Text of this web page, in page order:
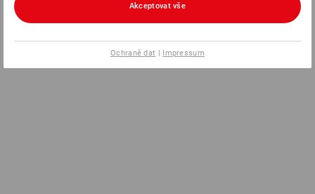
Akceptovat vše
Ochraně dat | Impressum